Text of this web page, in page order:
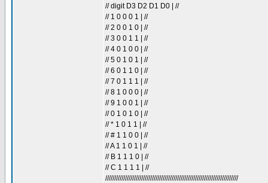
// digit D3 D2 D1 D0 | //
// 1 0 0 0 1 | //
// 2 0 0 1 0 | //
// 3 0 0 1 1 | //
// 4 0 1 0 0 | //
// 5 0 1 0 1 | //
// 6 0 1 1 0 | //
// 7 0 1 1 1 | //
// 8 1 0 0 0 | //
// 9 1 0 0 1 | //
// 0 1 0 1 0 | //
// * 1 0 1 1 | //
// # 1 1 0 0 | //
// A 1 1 0 1 | //
// B 1 1 1 0 | //
// C 1 1 1 1 | //
//////////////////////////////////////////////////////////////////////////